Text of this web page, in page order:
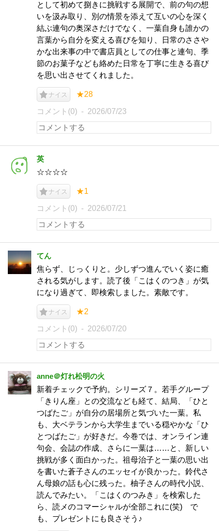
として初めて捌きに挑戦する展開で、前の句の想
いを汲み取り、別の情景を添えて互いの心を深く
結ぶ連句の奥深さだけでなく、一葉自身も誰かの
言葉から自分を変える喜びを知り、日常のささや
かな出来事の中で書店員としての仕事と連句、季
節のお菓子なども絡めた日常を丁寧に生きる喜び
を思い出させてくれました。
ナイス ★28
コメント(0) 2026/07/23
英
☆☆☆☆
ナイス ★1
コメント(0) 2026/07/21
てん
焦らず、じっくりと。少しずつ進んでいく姿に癒
される気がします。読了後「こはくのつき」が気
になり過ぎて、即検索しました。素敵です。
ナイス ★2
コメント(0) 2026/07/20
anne＠灯れ松明の火
新着チェックで予約。シリーズ７。若手グループ
「きりん座」との交流なども経て、結局、「ひと
つばたご」が自分の居場所と気づいた一葉。私
も、大ベテランから大学生までいる穏やかな「ひ
とつばたご」が好きだ。今巻では、オンライン連
句会、会誌の作成、さらに一葉は……と、新しい
挑戦が多く面白かった。祖母治子と一葉の思い出
を書いた蒼子さんのエッセイが良かった。鈴代さ
ん母娘の話も心に残った。柚子さんの時代小説、
読んでみたい。「こはくのつみき」を検索した
ら、読メのコマーシャルが全部これに(笑) で
も、プレゼントにも良さそう♪